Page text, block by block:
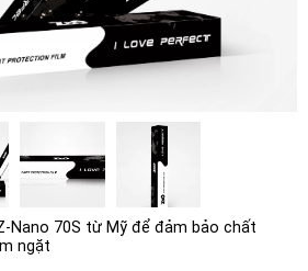
Nano 70S từ Mỹ để đảm bảo chất
ngặt